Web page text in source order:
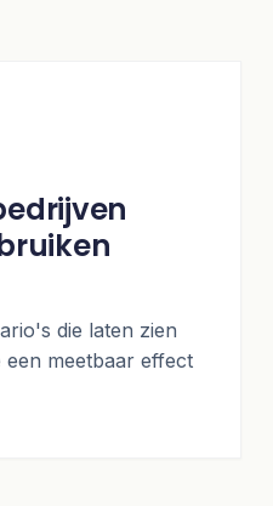
die laten zien
meetbaar effect